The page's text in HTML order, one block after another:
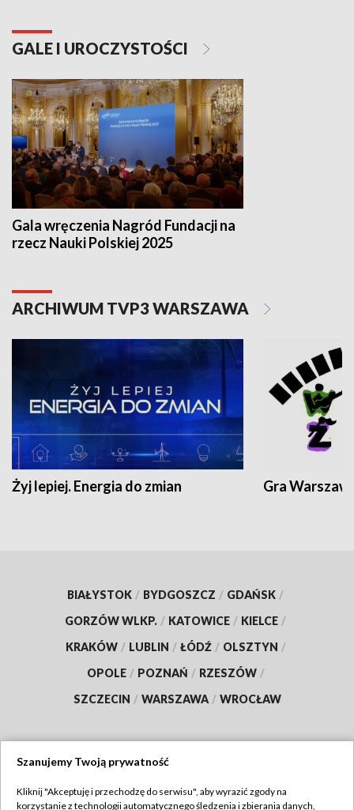
GALE I UROCZYSTOŚCI
Gala wręczenia Nagród Fundacji na
rzecz Nauki Polskiej 2025
ARCHIWUM TVP3 WARSZAWA
Żyj lepiej. Energia do zmian Gra
BIAŁYSTOK / BYDGOSZCZ / GDAŃSK /
GORZÓW WLKP. / KATOWICE / KIELCE /
KRAKÓW / LUBLIN / ŁÓDŹ / OLSZTYN /
OPOLE / POZNAŃ / RZESZÓW /
SZCZECIN / WARSZAWA / WROCŁAW
Szanujemy Twoją prywatność
Kliknij "Akceptuję i przechodzę do serwisu", aby wyrazić zgody na
korzystanie z technologii automatycznego śledzenia i zbierania danych,